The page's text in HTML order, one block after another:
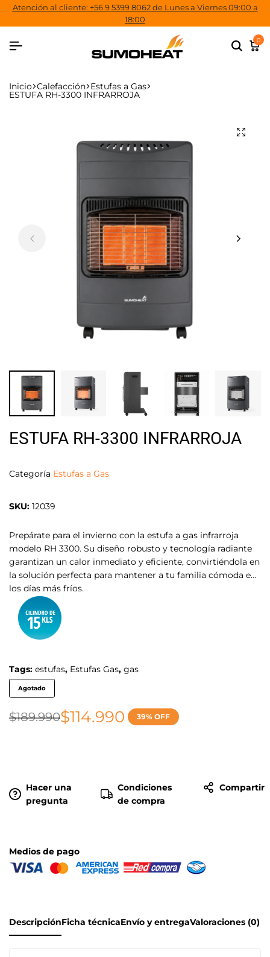
Atención al cliente: +56 9 5399 8062 de Lunes a Viernes 09:00 a
18:00
0
Inicio Calefacción Estufas a Gas
ESTUFA RH-3300 INFRARROJA
ESTUFA RH-3300 INFRARROJA
Categoría Estufas a Gas
SKU: 12039
Prepárate para el invierno con la estufa a gas infrarroja
modelo RH 3300. Su diseño robusto y tecnología radiante
garantizan un calor inmediato y eficiente, convirtiéndola en
la solución perfecta para mantener a tu familia cómoda en
los días más fríos.
Tags: estufas, Estufas Gas, gas
Agotado
$189.990$114.990 39% OFF
Hacer una
pregunta
Condiciones
de compra
Compartir
Medios de pago
DescripciónFicha técnicaEnvío y entregaValoraciones (0)